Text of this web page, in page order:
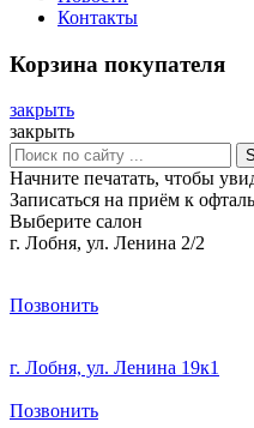
Контакты
Корзина покупателя
закрыть
закрыть
Начните печатать, чтобы
Записаться на приём к
Выберите салон
г. Лобня, ул. Ленина 2/2
Позвонить
г. Лобня, ул. Ленина 19к1
Позвонить